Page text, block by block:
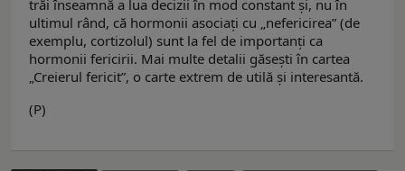
trăi înseamnă a lua decizii în mod constant și, nu în
ultimul rând, că hormonii asociați cu „nefericirea” (de
exemplu, cortizolul) sunt la fel de importanți ca
hormonii fericirii. Mai multe detalii găsești în cartea
„Creierul fericit”, o carte extrem de utilă și interesantă.
(P)